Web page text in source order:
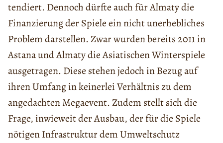
tendiert. Dennoch dürfte auch für Almaty die
Finanzierung der Spiele ein nicht unerhebliches
Problem darstellen. Zwar wurden bereits 2011 in
Astana und Almaty die Asiatischen Winterspiele
ausgetragen. Diese stehen jedoch in Bezug auf
ihren Umfang in keinerlei Verhältnis zu dem
angedachten Megaevent. Zudem stellt sich die
Frage, inwieweit der Ausbau, der für die Spiele
nötigen Infrastruktur dem Umweltschutz